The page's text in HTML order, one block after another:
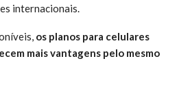
internacionais.
os planos para celulares
mais vantagens pelo mesmo